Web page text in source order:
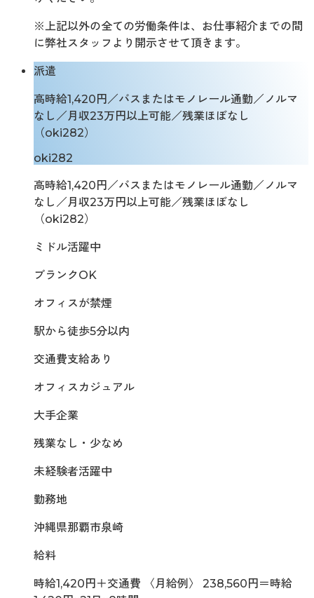
※上記以外の全ての労働条件は、お仕事紹介までの間
に弊社スタッフより開示させて頂きます。
派遣
高時給1,420円／バスまたはモノレール通勤／ノルマ
なし／月収23万円以上可能／残業ほぼなし
（oki282）
oki282
高時給1,420円／バスまたはモノレール通勤／ノルマ
なし／月収23万円以上可能／残業ほぼなし
（oki282）
ミドル活躍中
ブランクOK
オフィスが禁煙
駅から徒歩5分以内
交通費支給あり
オフィスカジュアル
大手企業
残業なし・少なめ
未経験者活躍中
勤務地
沖縄県那覇市泉崎
給料
時給1,420円＋交通費 〈月給例〉 238,560円＝時給